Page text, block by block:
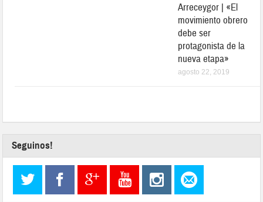
Arreceygor | «El
movimiento obrero
debe ser
protagonista de la
nueva etapa»
agosto 22, 2019
Seguinos!